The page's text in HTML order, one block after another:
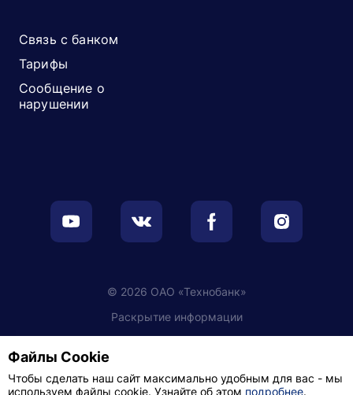
Связь с банком
Тарифы
Сообщение о
нарушении
© 2026 ОАО «Технобанк»
Раскрытие информации
Политика видеонаблюдения
Файлы Cookie
Чтобы сделать наш сайт максимально удобным для вас - мы
используем файлы cookie. Узнайте об этом подробнее.